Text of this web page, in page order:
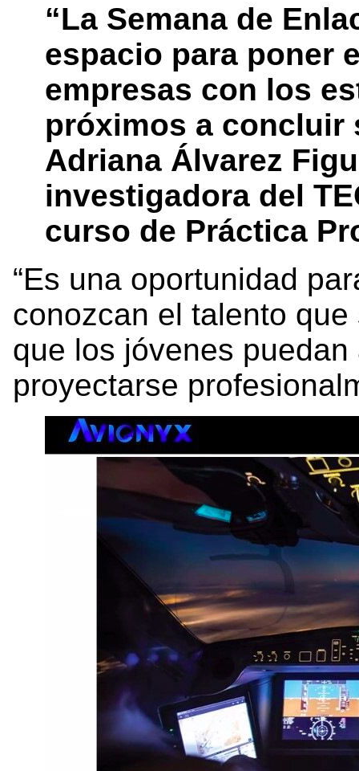
“La Semana de
espacio para poner
empresas con los
próximos a concluir
Adriana Álvarez
investigadora del
curso de Práctica
“Es una oportunidad
conozcan el talento
que los jóvenes
proyectarse